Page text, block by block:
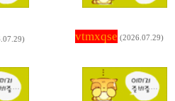
vtmxqse (2026.07.29)